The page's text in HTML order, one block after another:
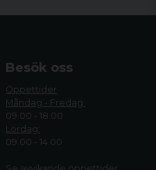
Besök oss
Öppettider
Måndag - Fredag:
09.00 - 18.00
Lördag:
09.00 - 14.00